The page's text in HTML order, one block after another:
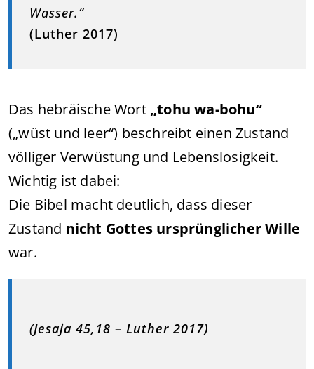
Wasser.“
(Luther 2017)
Das hebräische Wort „tohu wa-bohu“
(„wüst und leer“) beschreibt einen Zustand
völliger Verwüstung und Lebenslosigkeit.
Wichtig ist dabei:
Die Bibel macht deutlich, dass dieser
Zustand nicht Gottes ursprünglicher Wille
war.
(Jesaja 45,18 – Luther 2017)